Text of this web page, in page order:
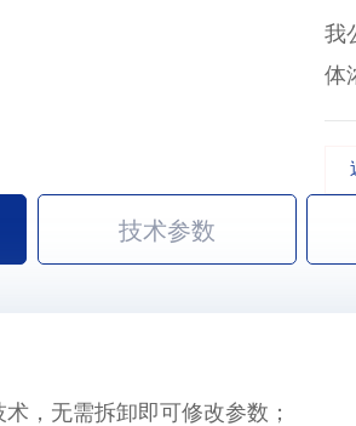
我
体
技术参数
，无需拆卸即可修改参数；